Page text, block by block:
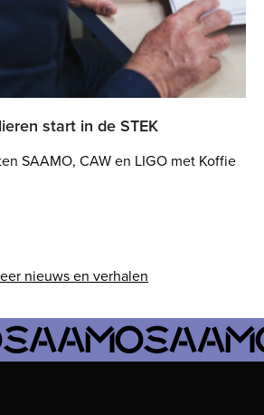
start in de STEK
SAAMO, CAW en LIGO met Koffie
nieuws en verhalen